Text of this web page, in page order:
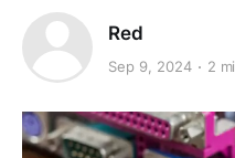
Red
Sep 9, 2024 2